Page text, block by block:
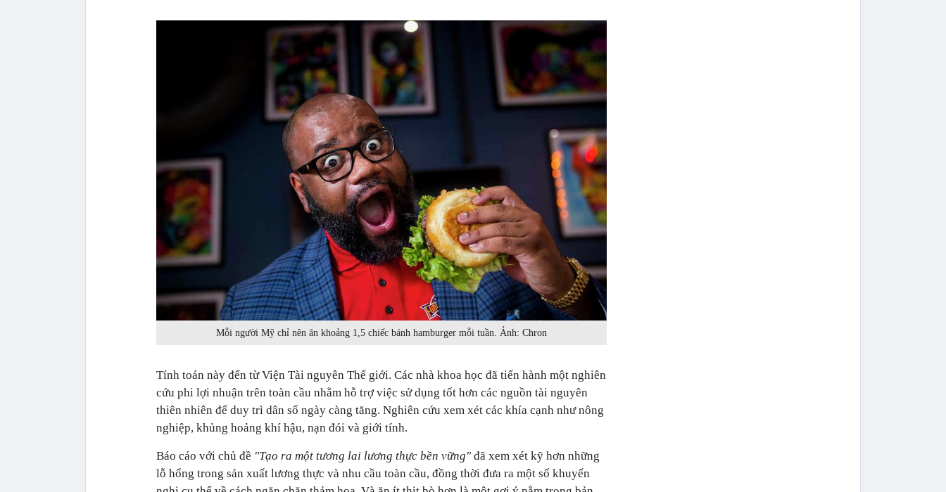
Mỗi người Mỹ chỉ nên ăn khoảng 1,5 chiếc bánh hamburger mỗi tuần. Ảnh: Chron
Tính toán này đến từ Viện Tài nguyên Thế giới. Các nhà khoa học đã tiến hành một nghiên
cứu phi lợi nhuận trên toàn cầu nhằm hỗ trợ việc sử dụng tốt hơn các nguồn tài nguyên
thiên nhiên để duy trì dân số ngày càng tăng. Nghiên cứu xem xét các khía cạnh như nông
nghiệp, khủng hoảng khí hậu, nạn đói và giới tính.
Báo cáo với chủ đề "Tạo ra một tương lai lương thực bền vững" đã xem xét kỹ hơn những
lỗ hổng trong sản xuất lương thực và nhu cầu toàn cầu, đồng thời đưa ra một số khuyến